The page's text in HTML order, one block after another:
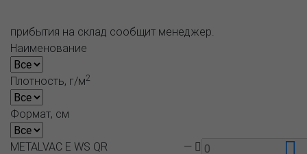
прибытия на склад сообщит менеджер.
Наименование
Плотность, г/м2
Формат, см
METALVAC E WS QR
—